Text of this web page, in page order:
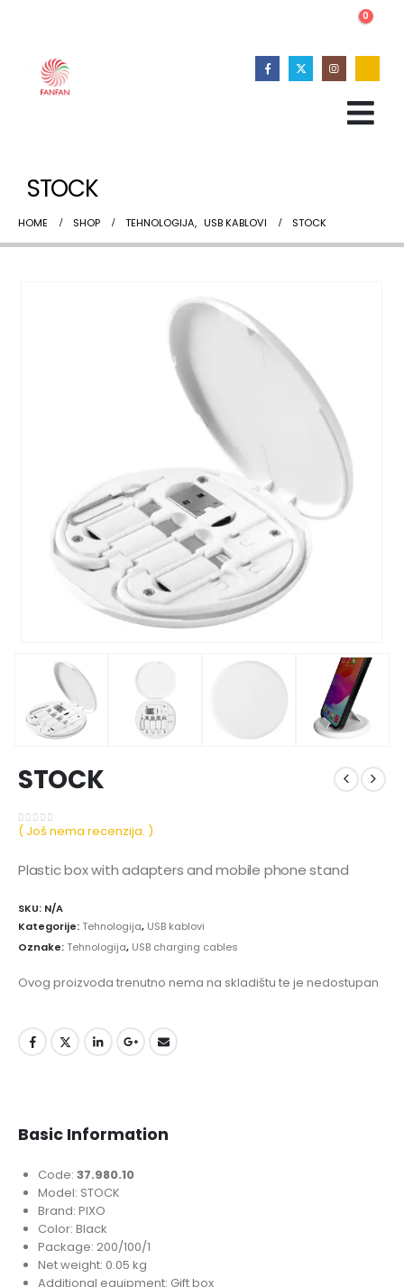
0
STOCK
HOME SHOP TEHNOLOGIJA, USB KABLOVI STOCK
STOCK
0 out of 5
( Još nema recenzija. )
Plastic box with adapters and mobile phone stand
SKU: N/A
Kategorije:Tehnologija, USB kablovi
Oznake:Tehnologija, USB charging cables
Ovog proizvoda trenutno nema na skladištu te je nedostupan
Basic Information
Code:37.980.10
Model: STOCK
Brand: PIXO
Color: Black
Package: 200/100/1
Net weight: 0.05 kg
Additional equipment: Gift box